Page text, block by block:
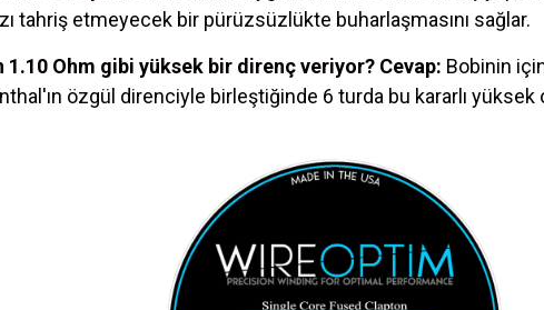
tahriş etmeyecek bir pürüzsüzlükte buharlaşmasını sağlar.
1.10 Ohm gibi yüksek bir direnç veriyor? Cevap: Bobinin
özgül direnciyle birleştiğinde 6 turda bu kararlı